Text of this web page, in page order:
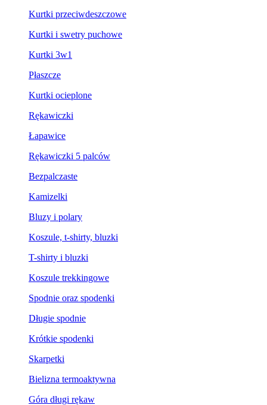
Kurtki przeciwdeszczowe
Kurtki i swetry puchowe
Kurtki 3w1
Płaszcze
Kurtki ocieplone
Rękawiczki
Łapawice
Rękawiczki 5 palców
Bezpalczaste
Kamizelki
Bluzy i polary
Koszule, t-shirty, bluzki
T-shirty i bluzki
Koszule trekkingowe
Spodnie oraz spodenki
Długie spodnie
Krótkie spodenki
Skarpetki
Bielizna termoaktywna
Góra długi rękaw